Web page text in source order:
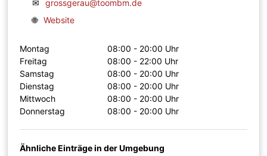
✉
grossgerau@toombm.de
🌐 Website
Montag
08:00 - 20:00 Uhr
Freitag
08:00 - 22:00 Uhr
Samstag
08:00 - 20:00 Uhr
Dienstag
08:00 - 20:00 Uhr
Mittwoch
08:00 - 20:00 Uhr
Donnerstag
08:00 - 20:00 Uhr
Ähnliche Einträge in der Umgebung